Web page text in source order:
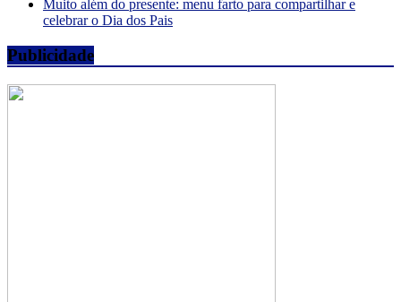
Muito além do presente: menu farto para compartilhar e
celebrar o Dia dos Pais
Publicidade